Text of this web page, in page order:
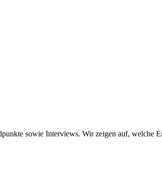
sowie Interviews. Wir zeigen auf, welche